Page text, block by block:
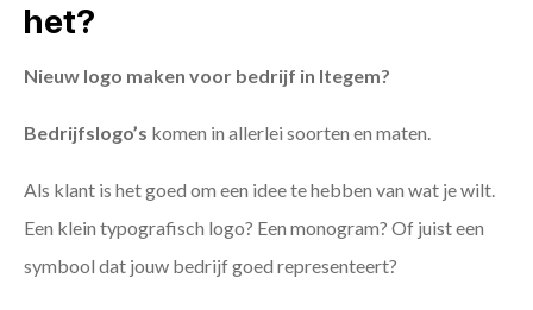
het?
Nieuw logo maken voor bedrijf in Itegem?
Bedrijfslogo’s komen in allerlei soorten en maten.
Als klant is het goed om een idee te hebben van wat je wilt.
Een klein typografisch logo? Een monogram? Of juist een
symbool dat jouw bedrijf goed representeert?